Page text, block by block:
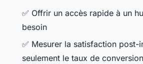
✅ Offrir un accès rapide à un
besoin
✅ Mesurer la satisfaction post-
seulement le taux de conversion